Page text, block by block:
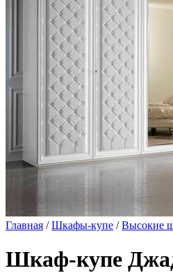
Главная /Шкафы-купе /Высокие
Шкаф-купе